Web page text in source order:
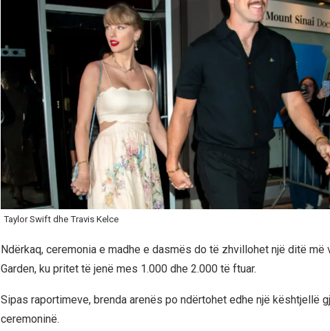
Taylor Swift dhe Travis Kelce
Ndërkaq, ceremonia e madhe e dasmës do të zhvillohet një ditë më
Garden, ku pritet të jenë mes 1.000 dhe 2.000 të ftuar.
Sipas raportimeve, brenda arenës po ndërtohet edhe një kështjellë
ceremoninë.